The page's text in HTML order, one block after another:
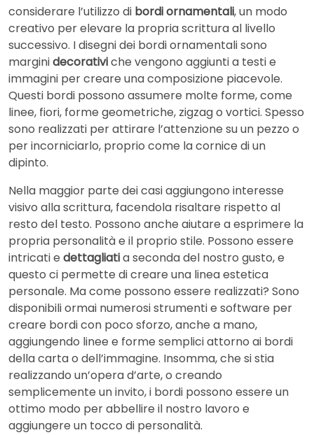
considerare l’utilizzo di bordi ornamentali, un modo
creativo per elevare la propria scrittura al livello
successivo. I disegni dei bordi ornamentali sono
marginidecorativiche vengono aggiunti a testi e
immagini per creare una composizione piacevole.
Questi bordi possono assumere molte forme, come
linee, fiori, forme geometriche, zigzag o vortici. Spesso
sono realizzati per attirare l’attenzione su un pezzo o
per incorniciarlo, proprio come la cornice di un
dipinto.
Nella maggior parte dei casi aggiungono interesse
visivo alla scrittura, facendola risaltare rispetto al
resto del testo. Possono anche aiutare a esprimere la
propria personalità e il proprio stile. Possono essere
intricati e dettagliatia seconda del nostro gusto, e
questo ci permette di creare una linea estetica
personale. Ma come possono essere realizzati? Sono
disponibili ormai numerosi strumenti e software per
creare bordi con poco sforzo, anche a mano,
aggiungendo linee e forme semplici attorno ai bordi
della carta o dell’immagine. Insomma, che si stia
realizzando un’opera d’arte, o creando
semplicemente un invito, i bordi possono essere un
ottimo modo per abbellire il nostro lavoro e
aggiungere un tocco di personalità.